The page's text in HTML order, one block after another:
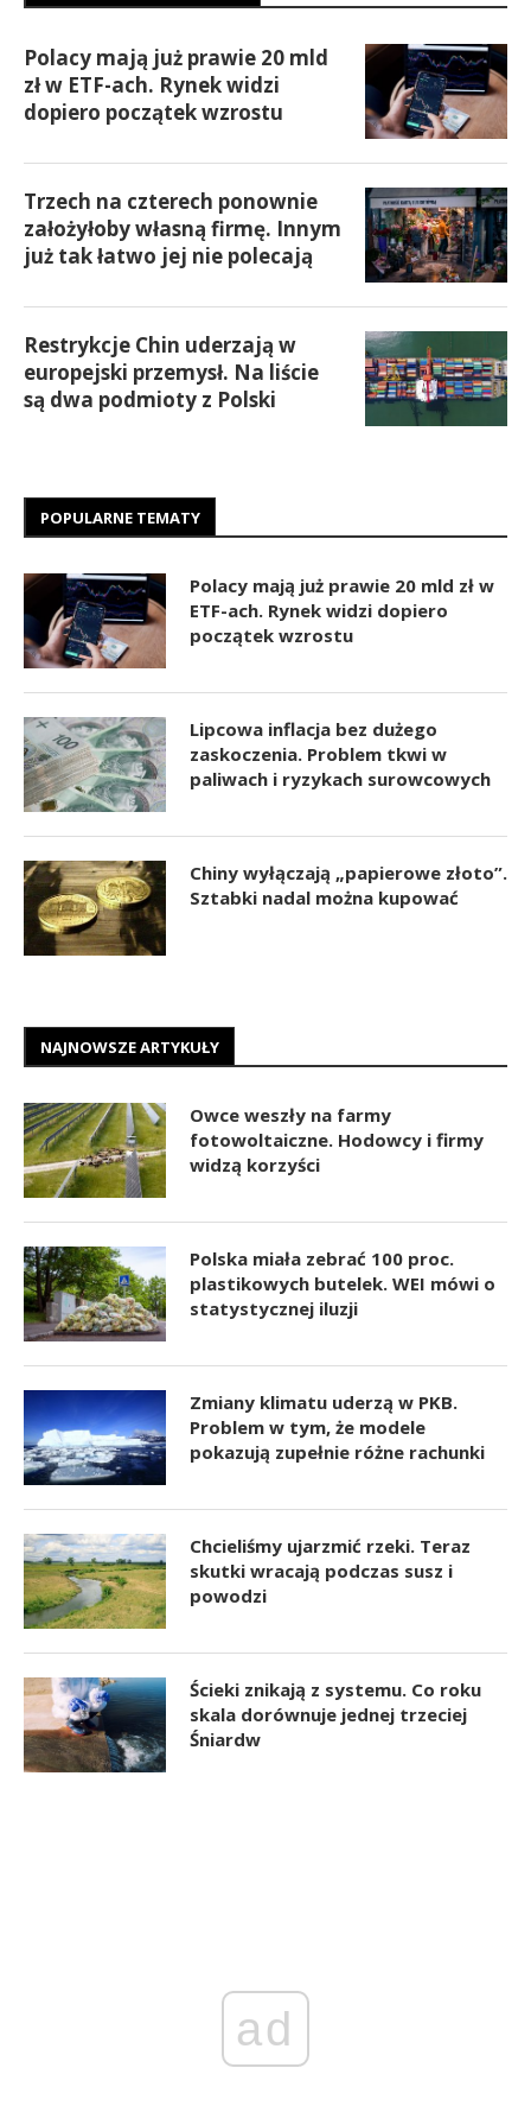
Polacy mają już prawie 20 mld
zł w ETF-ach. Rynek widzi
dopiero początek wzrostu
Trzech na czterech ponownie
założyłoby własną firmę. Innym
już tak łatwo jej nie polecają
Restrykcje Chin uderzają w
europejski przemysł. Na liście
są dwa podmioty z Polski
POPULARNE TEMATY
Polacy mają już prawie 20 mld zł w
ETF-ach. Rynek widzi dopiero
początek wzrostu
Lipcowa inflacja bez dużego
zaskoczenia. Problem tkwi w
paliwach i ryzykach surowcowych
Chiny wyłączają „papierowe złoto”.
Sztabki nadal można kupować
NAJNOWSZE ARTYKUŁY
Owce weszły na farmy
fotowoltaiczne. Hodowcy i firmy
widzą korzyści
Polska miała zebrać 100 proc.
plastikowych butelek. WEI mówi o
statystycznej iluzji
Zmiany klimatu uderzą w PKB.
Problem w tym, że modele
pokazują zupełnie różne rachunki
Chcieliśmy ujarzmić rzeki. Teraz
skutki wracają podczas susz i
powodzi
Ścieki znikają z systemu. Co roku
skala dorównuje jednej trzeciej
Śniardw
ad